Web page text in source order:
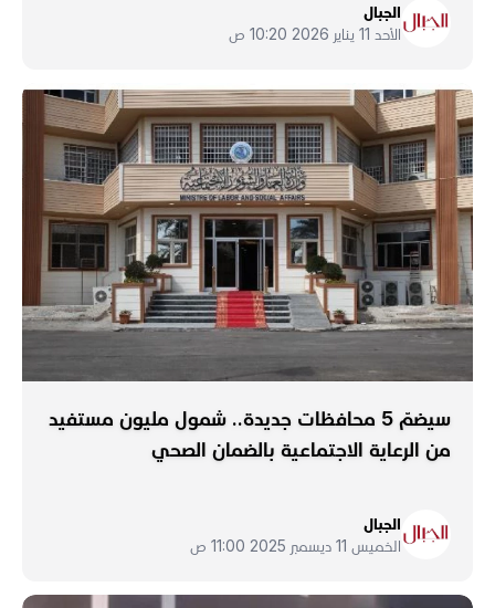
الجبال
الأحد 11 يناير 2026 10:20 ص
سيضمّ 5 محافظات جديدة.. شمول مليون مستفيد
من الرعاية الاجتماعية بالضمان الصحي
الجبال
الخميس 11 ديسمبر 2025 11:00 ص